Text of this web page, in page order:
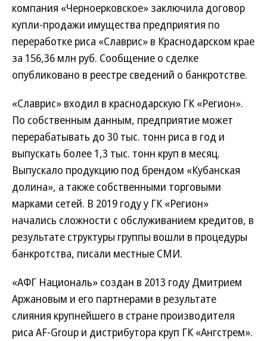
компания «Черноерковское» заключила договор
купли-продажи имущества предприятия по
переработке риса «Славрис» в Краснодарском крае
за 156,36 млн руб. Сообщение о сделке
опубликовано в реестре сведений о банкротстве.
«Славрис» входил в краснодарскую ГК «Регион».
По собственным данным, предприятие может
перерабатывать до 30 тыс. тонн риса в год и
выпускать более 1,3 тыс. тонн круп в месяц.
Выпускало продукцию под брендом «Кубанская
долина», а также собственными торговыми
марками сетей. В 2019 году у ГК «Регион»
начались сложности с обслуживанием кредитов, в
результате структуры группы вошли в процедуры
банкротства, писали местные СМИ.
«АФГ Националь» создан в 2013 году Дмитрием
Аржановым и его партнерами в результате
слияния крупнейшего в стране производителя
риса AF-Group и дистрибутора круп ГК «Ангстрем».